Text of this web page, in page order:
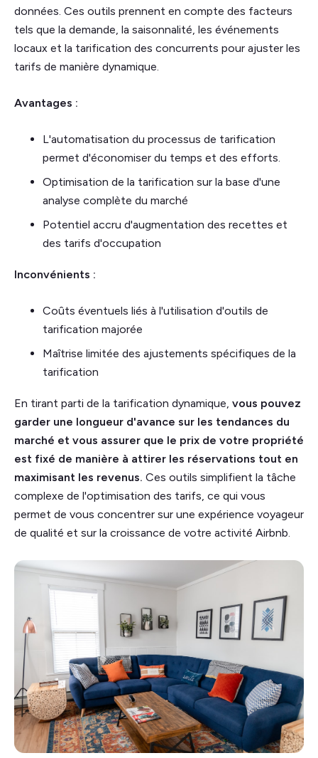
données. Ces outils prennent en compte des facteurs
tels que la demande, la saisonnalité, les événements
locaux et la tarification des concurrents pour ajuster les
tarifs de manière dynamique.
Avantages :
L'automatisation du processus de tarification
permet d'économiser du temps et des efforts.
Optimisation de la tarification sur la base d'une
analyse complète du marché
Potentiel accru d'augmentation des recettes et
des tarifs d'occupation
Inconvénients :
Coûts éventuels liés à l'utilisation d'outils de
tarification majorée
Maîtrise limitée des ajustements spécifiques de la
tarification
En tirant parti de la tarification dynamique, vous pouvez
garder une longueur d'avance sur les tendances du
marché et vous assurer que le prix de votre propriété
est fixé de manière à attirer les réservations tout en
maximisant les revenus. Ces outils simplifient la tâche
complexe de l'optimisation des tarifs, ce qui vous
permet de vous concentrer sur une expérience voyageur
de qualité et sur la croissance de votre activité Airbnb.